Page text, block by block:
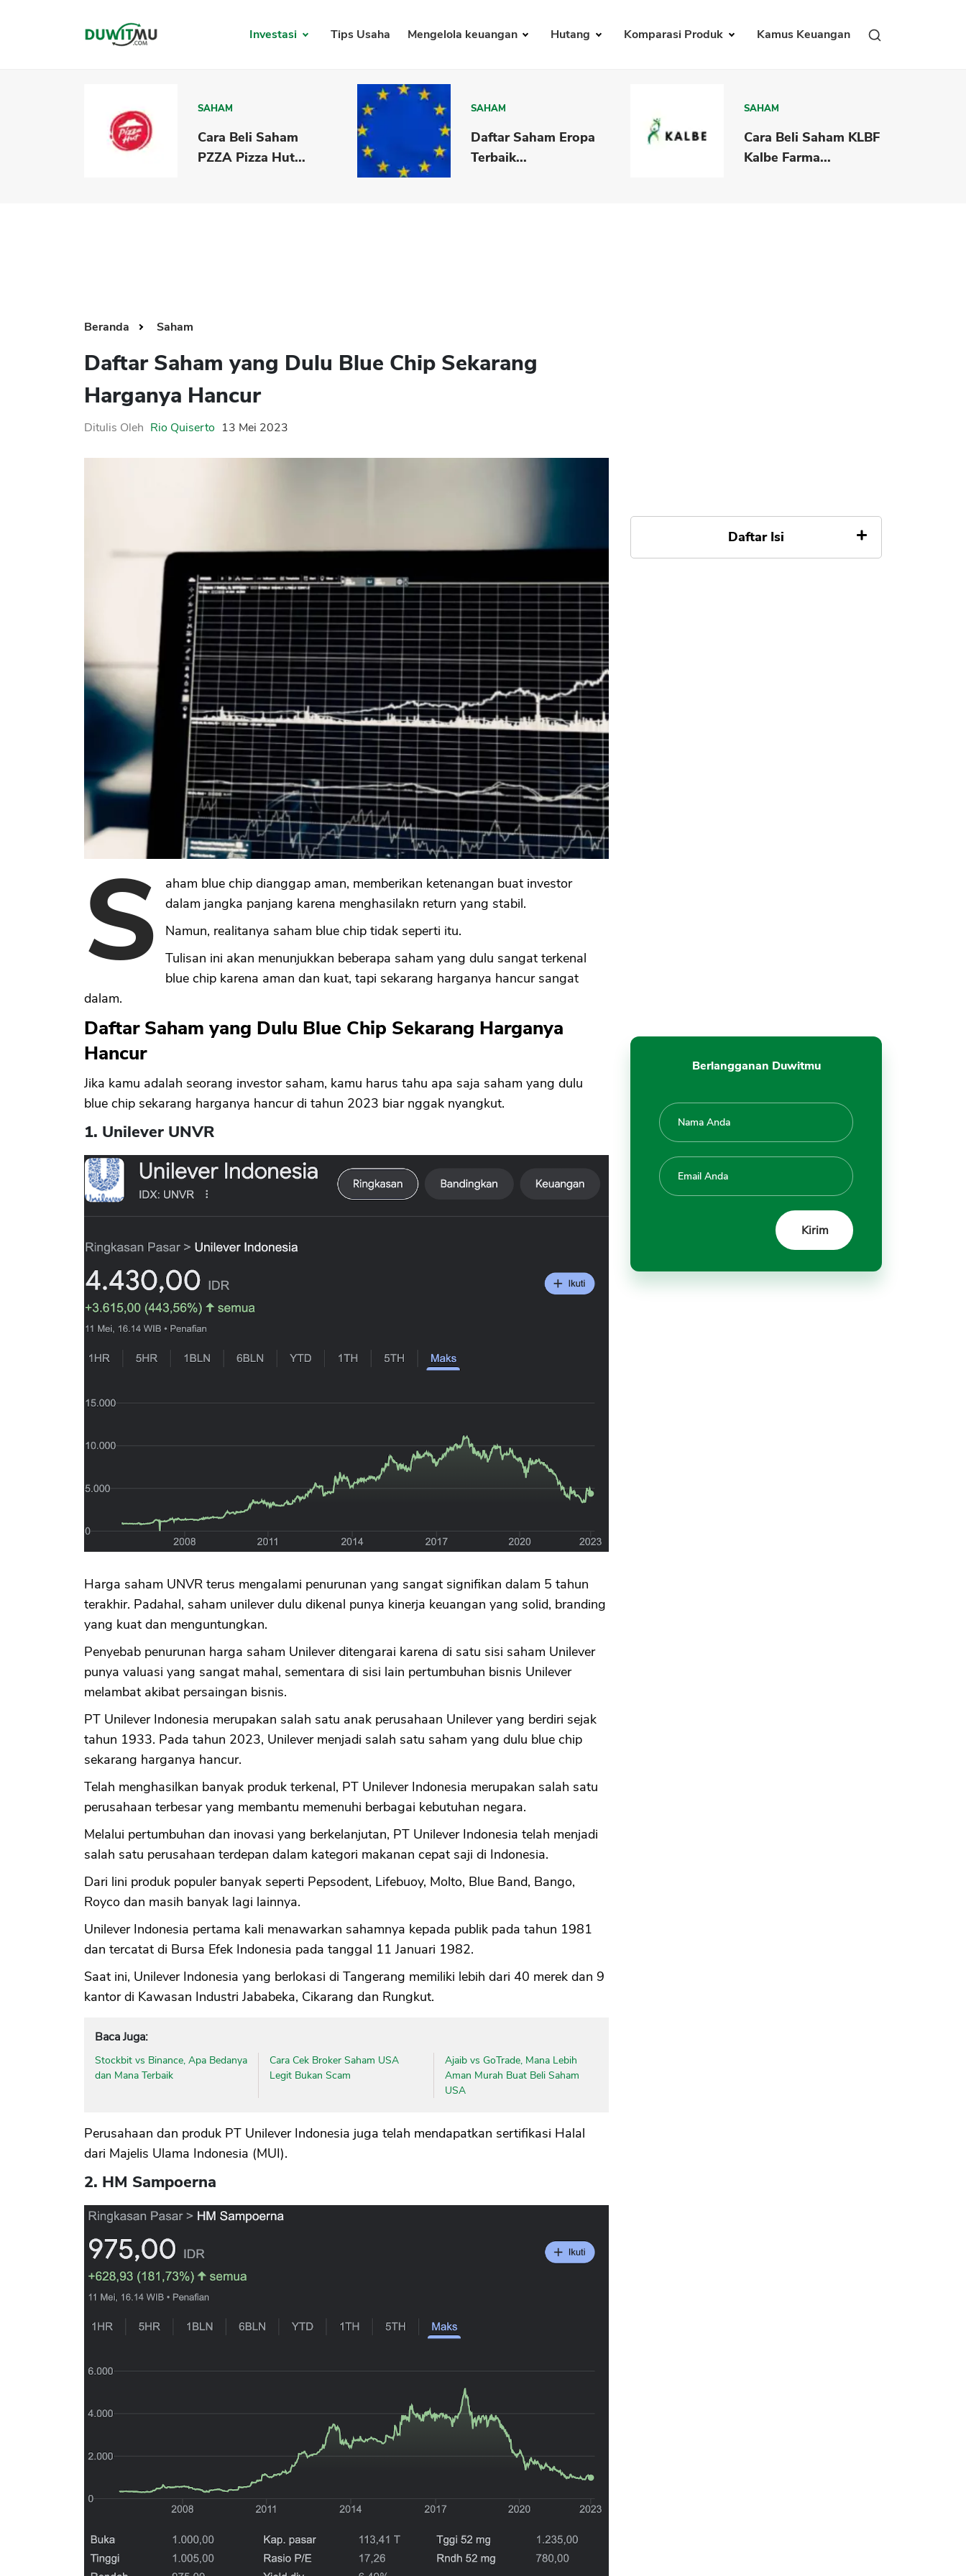
Investasi Tips Usaha Mengelola keuangan Hutang Komparasi Produk Kamus Keuangan
SAHAM
Cara Beli Saham
PZZA Pizza Hut...
SAHAM
Daftar Saham Eropa
Terbaik...
SAHAM
Cara Beli Saham KLBF
Kalbe Farma...
Beranda Saham
Daftar Saham yang Dulu Blue Chip Sekarang
Harganya Hancur
Ditulis Oleh Rio Quiserto 13 Mei 2023
S
aham blue chip dianggap aman, memberikan ketenangan buat investor
dalam jangka panjang karena menghasilakn return yang stabil.
Namun, realitanya saham blue chip tidak seperti itu.
Tulisan ini akan menunjukkan beberapa saham yang dulu sangat terkenal
blue chip karena aman dan kuat, tapi sekarang harganya hancur sangat
dalam.
Daftar Saham yang Dulu Blue Chip Sekarang Harganya
Hancur
Jika kamu adalah seorang investor saham, kamu harus tahu apa saja saham yang dulu
blue chip sekarang harganya hancur di tahun 2023 biar nggak nyangkut.
1. Unilever UNVR
Harga saham UNVR terus mengalami penurunan yang sangat signifikan dalam 5 tahun
terakhir. Padahal, saham unilever dulu dikenal punya kinerja keuangan yang solid, branding
yang kuat dan menguntungkan.
Penyebab penurunan harga saham Unilever ditengarai karena di satu sisi saham Unilever
punya valuasi yang sangat mahal, sementara di sisi lain pertumbuhan bisnis Unilever
melambat akibat persaingan bisnis.
PT Unilever Indonesia merupakan salah satu anak perusahaan Unilever yang berdiri sejak
tahun 1933. Pada tahun 2023, Unilever menjadi salah satu saham yang dulu blue chip
sekarang harganya hancur.
Telah menghasilkan banyak produk terkenal, PT Unilever Indonesia merupakan salah satu
perusahaan terbesar yang membantu memenuhi berbagai kebutuhan negara.
Melalui pertumbuhan dan inovasi yang berkelanjutan, PT Unilever Indonesia telah menjadi
salah satu perusahaan terdepan dalam kategori makanan cepat saji di Indonesia.
Dari lini produk populer banyak seperti Pepsodent, Lifebuoy, Molto, Blue Band, Bango,
Royco dan masih banyak lagi lainnya.
Unilever Indonesia pertama kali menawarkan sahamnya kepada publik pada tahun 1981
dan tercatat di Bursa Efek Indonesia pada tanggal 11 Januari 1982.
Saat ini, Unilever Indonesia yang berlokasi di Tangerang memiliki lebih dari 40 merek dan 9
kantor di Kawasan Industri Jababeka, Cikarang dan Rungkut.
Baca Juga:
Stockbit vs Binance, Apa Bedanya
dan Mana Terbaik
Cara Cek Broker Saham USA
Legit Bukan Scam
Ajaib vs GoTrade, Mana Lebih
Aman Murah Buat Beli Saham
USA
Perusahaan dan produk PT Unilever Indonesia juga telah mendapatkan sertifikasi Halal
dari Majelis Ulama Indonesia (MUI).
2. HM Sampoerna
Daftar Isi
Berlangganan Duwitmu
OK
CANCEL